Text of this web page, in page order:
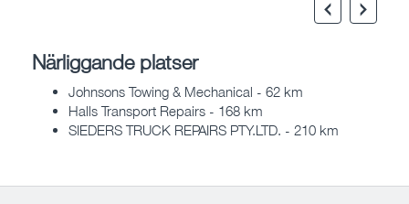
Närliggande platser
Johnsons Towing & Mechanical - 62 km
Halls Transport Repairs - 168 km
SIEDERS TRUCK REPAIRS PTY.LTD. - 210 km